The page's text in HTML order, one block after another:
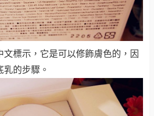
文標示，它是可以修飾膚色的，因
的步驟。